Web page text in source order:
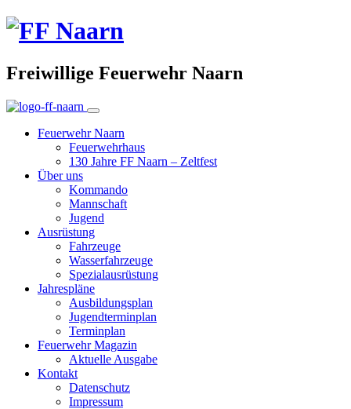
Freiwillige Feuerwehr Naarn
Feuerwehr Naarn
Feuerwehrhaus
130 Jahre FF Naarn – Zeltfest
Über uns
Kommando
Mannschaft
Jugend
Ausrüstung
Fahrzeuge
Wasserfahrzeuge
Spezialausrüstung
Jahrespläne
Ausbildungsplan
Jugendterminplan
Terminplan
Feuerwehr Magazin
Aktuelle Ausgabe
Kontakt
Datenschutz
Impressum